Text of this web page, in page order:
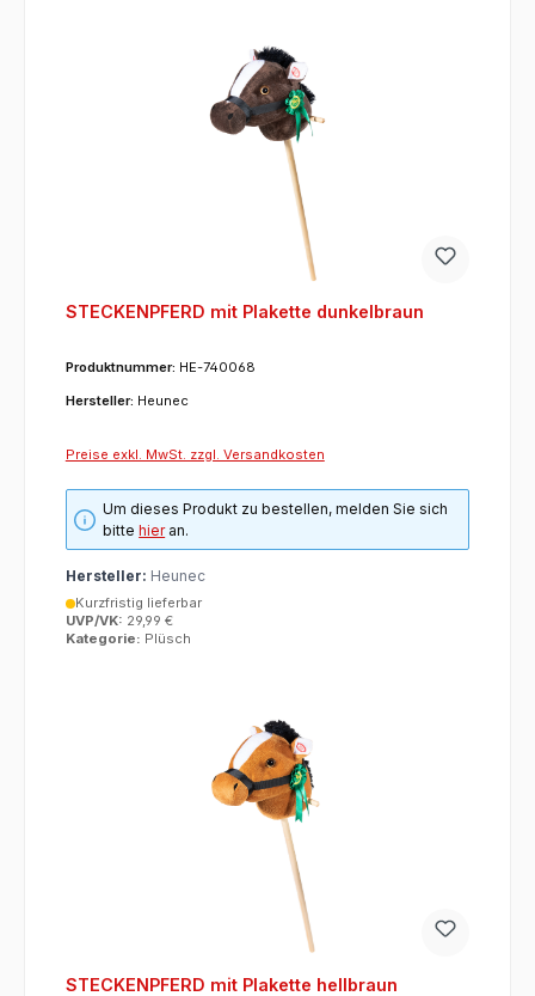
STECKENPFERD mit Plakette dunkelbraun
Produktnummer: HE-740068
Hersteller: Heunec
Preise exkl. MwSt. zzgl. Versandkosten
Um dieses Produkt zu bestellen, melden Sie sich
bittehieran.
Hersteller: Heunec
Kurzfristig lieferbar
UVP/VK: 29,99 €
Kategorie: Plüsch
STECKENPFERD mit Plakette hellbraun